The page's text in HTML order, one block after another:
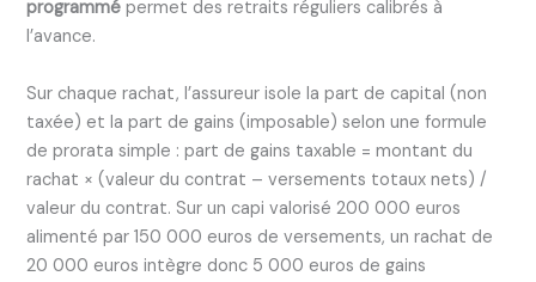
programmé permet des retraits réguliers calibrés à
l’avance.
Sur chaque rachat, l’assureur isole la part de capital (non
taxée) et la part de gains (imposable) selon une formule
de prorata simple : part de gains taxable = montant du
rachat × (valeur du contrat – versements totaux nets) /
valeur du contrat. Sur un capi valorisé 200 000 euros
alimenté par 150 000 euros de versements, un rachat de
20 000 euros intègre donc 5 000 euros de gains